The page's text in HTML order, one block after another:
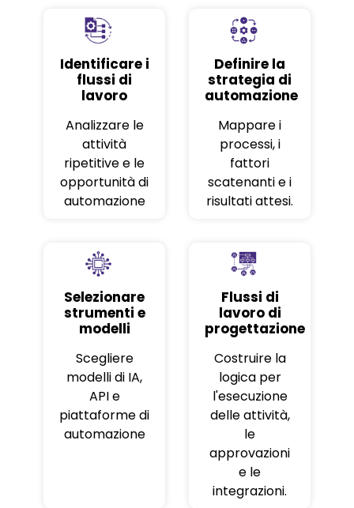
Identificare i
flussi di
lavoro
Analizzare le
attività
ripetitive e le
opportunità di
automazione
Definire la
strategia di
automazione
Mappare i
processi, i
fattori
scatenanti e i
risultati attesi.
Selezionare
strumenti e
modelli
Scegliere
modelli di IA,
API e
piattaforme di
automazione
Flussi di
lavoro di
progettazione
Costruire la
logica per
l'esecuzione
delle attività,
le
approvazioni
e le
integrazioni.